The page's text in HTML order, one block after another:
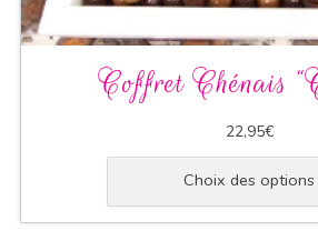
Coffret Chénais
22,95€
Choix des options